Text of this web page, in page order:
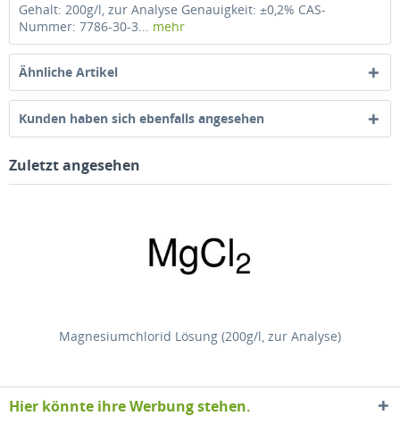
Gehalt: 200g/l, zur Analyse Genauigkeit: ±0,2% CAS-
Nummer: 7786-30-3... mehr
Ähnliche Artikel
Kunden haben sich ebenfalls angesehen
Zuletzt angesehen
Magnesiumchlorid Lösung (200g/l, zur Analyse)
Hier könnte ihre Werbung stehen.